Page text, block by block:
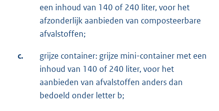
een inhoud van 140 of 240 liter, voor het
afzonderlijk aanbieden van composteerbare
afvalstoffen;
c.
grijze container: grijze mini-container met een
inhoud van 140 of 240 liter, voor het
aanbieden van afvalstoffen anders dan
bedoeld onder letter b;